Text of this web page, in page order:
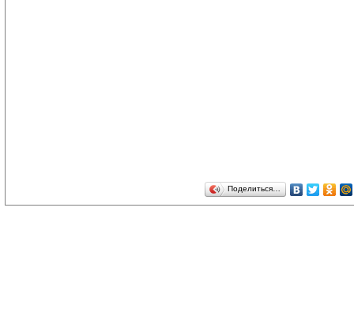
Поделиться…